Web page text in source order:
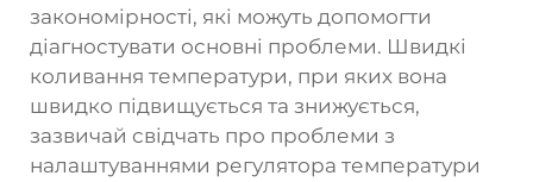
закономірності, які можуть допомогти
діагностувати основні проблеми. Швидкі
коливання температури, при яких вона
швидко підвищується та знижується,
зазвичай свідчать про проблеми з
налаштуваннями регулятора температури